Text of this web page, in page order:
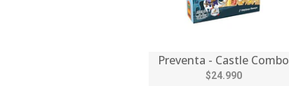
Preventa - Castle Combo
$24.990